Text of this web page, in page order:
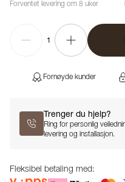
Forventet levering om 8 uker
1
Fornøyde kunder
Trenger du hjelp?
Ring for personlig
levering og installasjon.
Fleksibel betaling med: